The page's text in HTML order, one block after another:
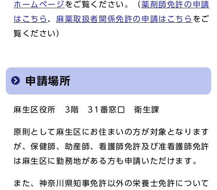
ホームページをご覧ください。（薬剤師免許の申請
はこちら 、 麻薬取扱者関係免許の申請はこちら をご
覧ください）
申請場所
麻生区役所 3階 31番窓口 衛生課
原則として麻生区にお住まいの方が対象となります
が、保健師、助産師、看護師免許及び准看護師免許
は麻生区に勤務地がある方も申請いただけます。
また、神奈川県知事免許以外の栄養士免許について